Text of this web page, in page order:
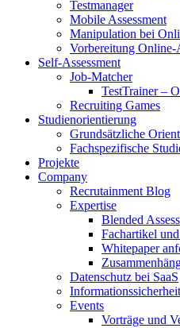
Testmanager
Mobile Assessment
Manipulation bei
Vorbereitung Online-
Self-Assessment
Job-Matcher
TestTrainer –
Recruiting Games
Studienorientierung
Grundsätzliche
Fachspezifische
Projekte
Company
Recrutainment Blog
Expertise
Blended
Fachartikel
Whitepaper
Datenschutz bei SaaS
Events
Vorträge und